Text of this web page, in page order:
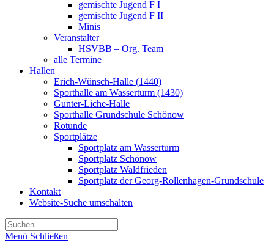
gemischte Jugend F I
gemischte Jugend F II
Minis
Veranstalter
HSVBB – Org. Team
alle Termine
Hallen
Erich-Wünsch-Halle (1440)
Sporthalle am Wasserturm (1430)
Gunter-Liche-Halle
Sporthalle Grundschule Schönow
Rotunde
Sportplätze
Sportplatz am Wasserturm
Sportplatz Schönow
Sportplatz Waldfrieden
Sportplatz der Georg-Rollenhagen-Grundschule
Kontakt
Website-Suche umschalten
Menü Schließen